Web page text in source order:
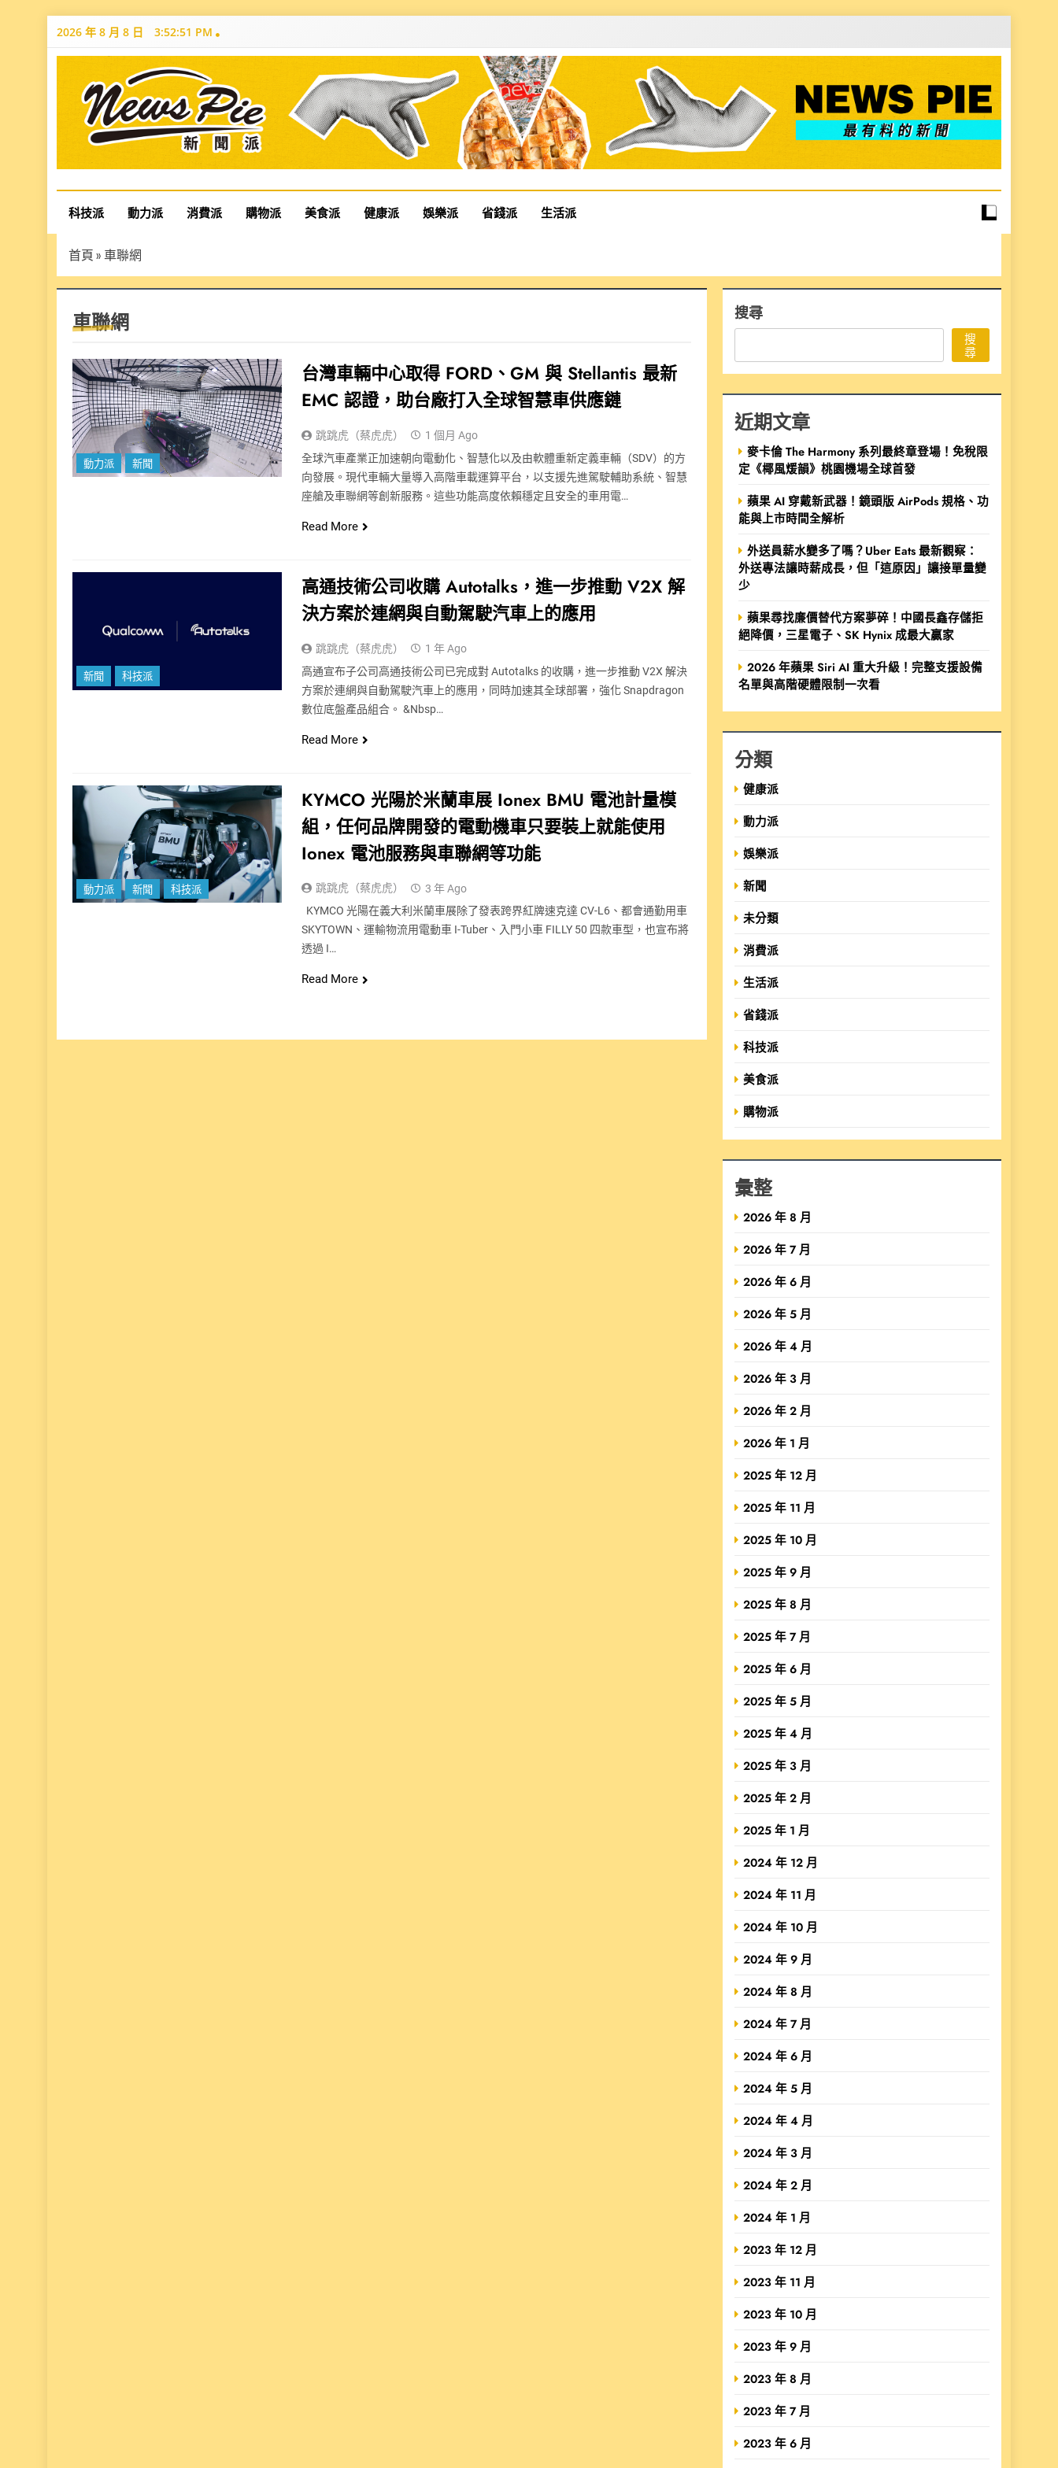
Skip
2026 年 8 月 8 日 3:52:52 PM
News Pie
最有料的新聞
科技派 動力派 消費派 購物派 美食派 健康派 娛樂派 省錢派 生活派
首頁 » 車聯網
車聯網
動力派 新聞
台灣車輛中心取得 FORD、GM 與 Stellantis 最新
EMC 認證，助台廠打入全球智慧車供應鏈
跳跳虎（蔡虎虎）
1 個月 Ago
全球汽車產業正加速朝向電動化、智慧化以及由軟體重新定義車輛（SDV）的方
向發展。現代車輛大量導入高階車載運算平台，以支援先進駕駛輔助系統、智慧
座艙及車聯網等創新服務。這些功能高度依賴穩定且安全的車用電…
Read More
新聞 科技派
高通技術公司收購 Autotalks，進一步推動 V2X 解
決方案於連網與自動駕駛汽車上的應用
跳跳虎（蔡虎虎）
1 年 Ago
高通宣布子公司高通技術公司已完成對 Autotalks 的收購，進一步推動 V2X 解決
方案於連網與自動駕駛汽車上的應用，同時加速其全球部署，強化 Snapdragon
數位底盤產品組合。 &nbsp…
Read More
動力派 新聞 科技派
KYMCO 光陽於米蘭車展 Ionex BMU 電池計量模
組，任何品牌開發的電動機車只要裝上就能使用
Ionex 電池服務與車聯網等功能
跳跳虎（蔡虎虎）
3 年 Ago
KYMCO 光陽在義大利米蘭車展除了發表跨界紅牌速克達 CV-L6、都會通勤用車
SKYTOWN、運輸物流用電動車 I-Tuber、入門小車 FILLY 50 四款車型，也宣布將
透過 I…
Read More
搜尋
搜
尋
近期文章
麥卡倫 The Harmony 系列最終章登場！免稅限
定《椰風煖韻》桃園機場全球首發
蘋果 AI 穿戴新武器！鏡頭版 AirPods 規格、功
能與上市時間全解析
外送員薪水變多了嗎？Uber Eats 最新觀察：
外送專法讓時薪成長，但「這原因」讓接單量變
少
蘋果尋找廉價替代方案夢碎！中國長鑫存儲拒
絕降價，三星電子、SK Hynix 成最大贏家
2026 年蘋果 Siri AI 重大升級！完整支援設備
名單與高階硬體限制一次看
分類
健康派
動力派
娛樂派
新聞
未分類
消費派
生活派
省錢派
科技派
美食派
購物派
彙整
2026 年 8 月
2026 年 7 月
2026 年 6 月
2026 年 5 月
2026 年 4 月
2026 年 3 月
2026 年 2 月
2026 年 1 月
2025 年 12 月
2025 年 11 月
2025 年 10 月
2025 年 9 月
2025 年 8 月
2025 年 7 月
2025 年 6 月
2025 年 5 月
2025 年 4 月
2025 年 3 月
2025 年 2 月
2025 年 1 月
2024 年 12 月
2024 年 11 月
2024 年 10 月
2024 年 9 月
2024 年 8 月
2024 年 7 月
2024 年 6 月
2024 年 5 月
2024 年 4 月
2024 年 3 月
2024 年 2 月
2024 年 1 月
2023 年 12 月
2023 年 11 月
2023 年 10 月
2023 年 9 月
2023 年 8 月
2023 年 7 月
2023 年 6 月